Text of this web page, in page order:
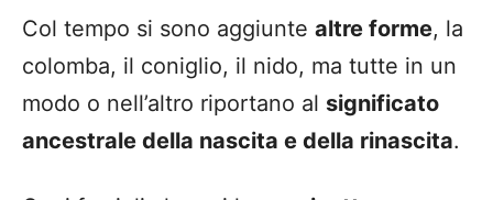
Col tempo si sono aggiunte altre forme, la
colomba, il coniglio, il nido, ma tutte in un
modo o nell’altro riportano al significato
ancestrale della nascita e della rinascita.